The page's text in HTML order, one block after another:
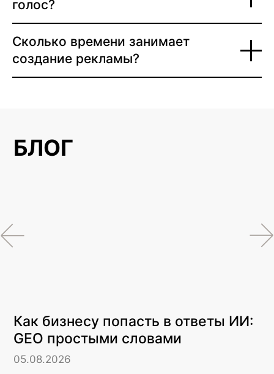
голос?
Сколько времени занимает
создание рекламы?
БЛОГ
Как бизнесу попасть в ответы ИИ:
GEO простыми словами
05.08.2026